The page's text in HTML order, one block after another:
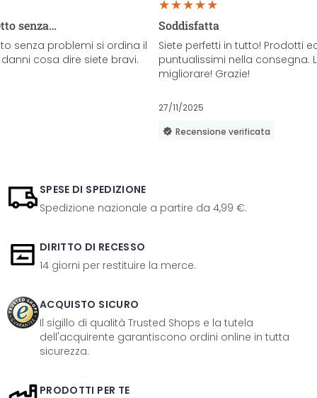
senza…
senza problemi si ordina il
cosa dire siete bravi.
Soddisfatta
Siete perfetti in tutto! Prodotti
puntualissimi nella consegna.
migliorare! Grazie!
27/11/2025
Recensione verificata
SPESE DI SPEDIZIONE
Spedizione nazionale a partire da 4,99 €.
DIRITTO DI RECESSO
14 giorni per restituire la merce.
ACQUISTO SICURO
Il sigillo di qualità Trusted Shops e la tutela
dell'acquirente garantiscono ordini online in tutta
sicurezza.
PRODOTTI PER TE